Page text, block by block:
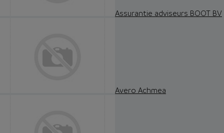
Assurantie adviseurs BOOT BV
Avero Achmea